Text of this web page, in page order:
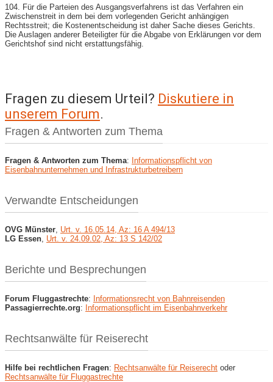
104. Für die Parteien des Ausgangsverfahrens ist das Verfahren ein
Zwischenstreit in dem bei dem vorlegenden Gericht anhängigen
Rechtsstreit; die Kostenentscheidung ist daher Sache dieses Gerichts.
Die Auslagen anderer Beteiligter für die Abgabe von Erklärungen vor dem
Gerichtshof sind nicht erstattungsfähig.
Fragen zu diesem Urteil? Diskutiere in
unserem Forum.
Fragen & Antworten zum Thema
Fragen & Antworten zum Thema: Informationspflicht von
Eisenbahnunternehmen und Infrastrukturbetreibern
Verwandte Entscheidungen
OVG Münster Urt. v. 16.05.14, Az: 16 A 494/13
LG Essen Urt. v. 24.09.02, Az: 13 S 142/02
Berichte und Besprechungen
Forum Fluggastrechte: Informationsrecht von Bahnreisenden
Passagierrechte.org: Informationspflicht im Eisenbahnverkehr
Rechtsanwälte für Reiserecht
Hilfe bei rechtlichen Fragen: Rechtsanwälte für Reiserecht oder
Rechtsanwälte für Fluggastrechte